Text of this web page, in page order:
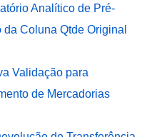
Analítico de Pré-
Coluna Qtde Original
Validação para
de Mercadorias